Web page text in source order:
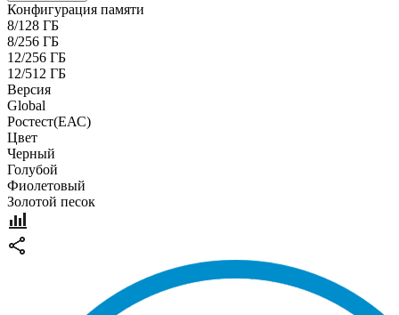
Конфигурация памяти
8/128 ГБ
8/256 ГБ
12/256 ГБ
12/512 ГБ
Версия
Global
Pостест(ЕАС)
Цвет
Черный
Голубой
Фиолетовый
Золотой песок